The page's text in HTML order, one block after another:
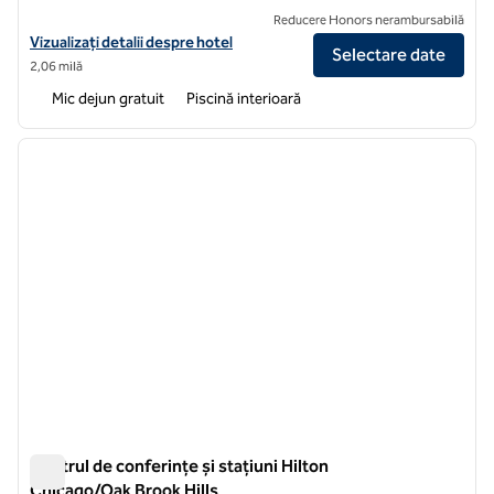
Vizualizați detaliile hotelului pentru Embassy Suites by Hilton
Vizualizați detalii despre hotel
2,06 milă
Reducere Honors nerambursabilă
Selectare date
Mic dejun gratuit Piscină interioară
1 din 12
Centrul de conferințe și stațiuni Hilton